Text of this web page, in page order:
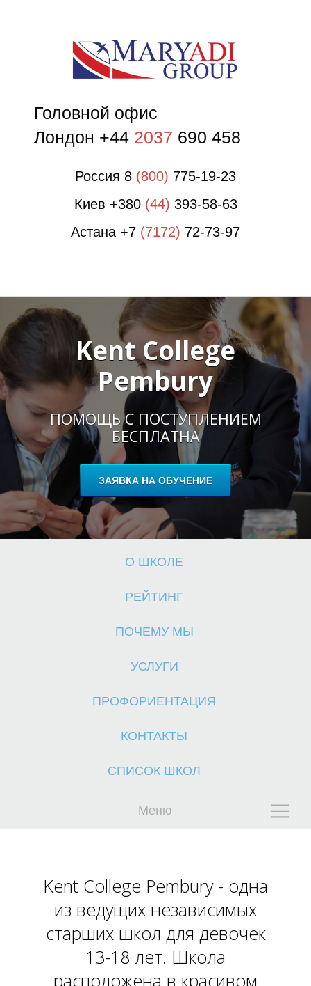
Головной офис
Лондон +44 2037 690 458
Россия 8 (800) 775-19-23
Киев +380 (44) 393-58-63
Астана +7 (7172) 72-73-97
Kent Сollege
Pembury
ПОМОЩЬ С ПОСТУПЛЕНИЕМ
БЕСПЛАТНА
ЗАЯВКА НА ОБУЧЕНИЕ
О ШКОЛЕ
РЕЙТИНГ
ПОЧЕМУ МЫ
УСЛУГИ
ПРОФОРИЕНТАЦИЯ
КОНТАКТЫ
СПИСОК ШКОЛ
Меню
О
Ш
К
Kent College Pembury - одна
из ведущих независимых
старших школ для девочек
13-18 лет. Школа
расположена в красивом